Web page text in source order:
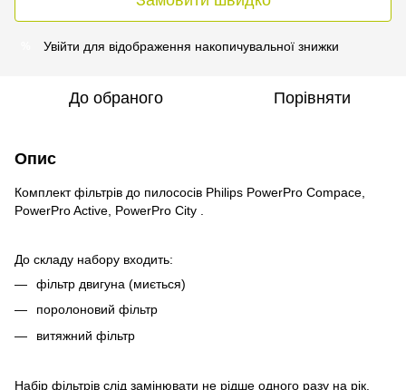
Увійти для відображення накопичувальної знижки
До обраного Порівняти
Опис
Комплект фільтрів до пилососів Philips PowerPro Compace,
PowerPro Active, PowerPro City .
До складу набору входить:
фільтр двигуна (миється)
поролоновий фільтр
витяжний фільтр
Набір фільтрів слід замінювати не рідше одного разу на рік.